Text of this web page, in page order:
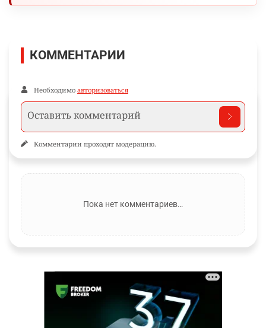
КОММЕНТАРИИ
Необходимо авторизоваться
Комментарии проходят модерацию.
Пока нет комментариев…